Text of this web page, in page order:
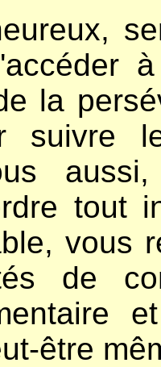
la
suivre
tout
vous
de
être